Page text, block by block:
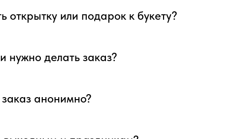
или подарок к букету?
нужно делать заказ?
анонимно?